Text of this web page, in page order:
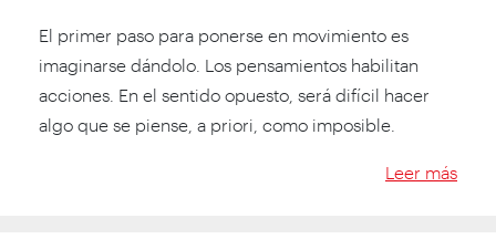
El primer paso para ponerse en movimiento es
imaginarse dándolo. Los pensamientos habilitan
acciones. En el sentido opuesto, será difícil hacer
algo que se piense, a priori, como imposible.
Leer más